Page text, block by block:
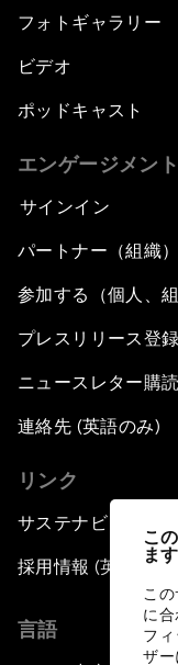
こ
ます
こ
に
フ
ザー
フォトギャラリー
ビデオ
ポッドキャスト
エンゲージメント
サインイン
パートナー（組織
参加する（個人、組
プレスリリース登録
ニュースレター購読
連絡先 (英語のみ)
リンク
サステナビリティ
採用情報 (英語のみ)
言語